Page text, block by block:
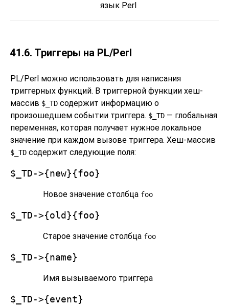
язык Perl
41.6. Триггеры на PL/Perl
PL/Perl можно использовать для написания
триггерных функций. В триггерной функции хеш-
массив $_TD содержит информацию о
произошедшем событии триггера. $_TD — глобальная
переменная, которая получает нужное локальное
значение при каждом вызове триггера. Хеш-массив
$_TD содержит следующие поля:
$_TD->{new}{foo}
Новое значение столбца foo
$_TD->{old}{foo}
Старое значение столбца foo
$_TD->{name}
Имя вызываемого триггера
$_TD->{event}